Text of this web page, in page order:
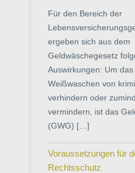
Für den Bereich der
ergeben sich aus dem
Geldwäschegesetz
Auswirkungen: Um
Weißwaschen von
verhindern oder
vermindern, ist das
(GWG) […]
Voraussetzungen für
Rechtsschutz